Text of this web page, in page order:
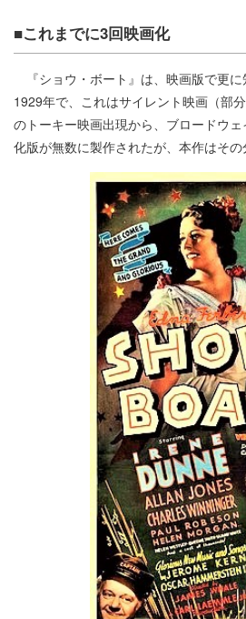
■これまでに3回映画化
『ショウ・ボート』は、映画版で更
1929年で、これはサイレント映画（部
のトーキー映画出現から、ブロードウ
化版が無数に製作されたが、本作はその